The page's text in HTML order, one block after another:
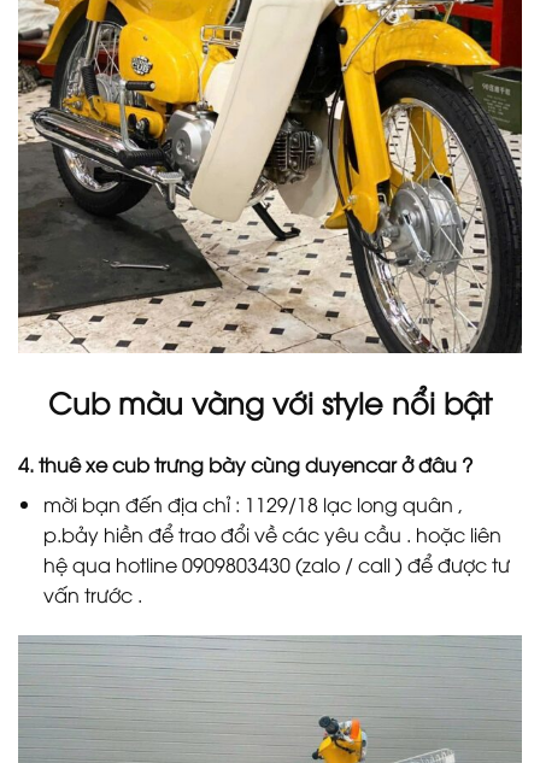
Cub màu vàng với style nổi bật
4. thuê xe cub trưng bày cùng duyencar ở đâu ?
mời bạn đến địa chỉ : 1129/18 lạc long quân ,
p.bảy hiền để trao đổi về các yêu cầu . hoặc liên
hệ qua hotline 0909803430 (zalo / call ) để được tư
vấn trước .